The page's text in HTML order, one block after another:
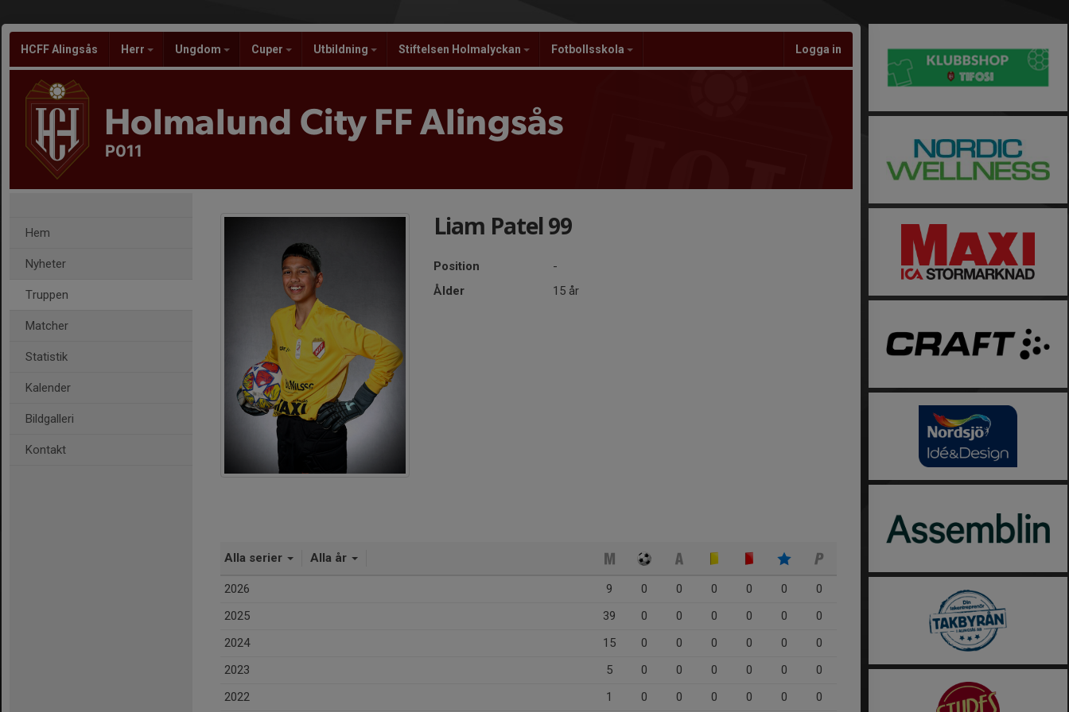
HCFF Alingsås Herr Ungdom Cuper Utbildning Stiftelsen Holmalyckan Fotbollsskola Logga in
Holmalund City FF Alingsås
P011
Hem
Nyheter
Truppen
Matcher
Statistik
Kalender
Bildgalleri
Kontakt
Liam Patel 99
Position
-
Ålder
15 år
Alla serier Alla år
2026 9 0 0 0 0 0
0
2025
39 0 0 0 0 0
0
2024
15 0 0 0 0 0
0
2023
5 0 0 0 0 0
0
2022
1 0 0 0 0 0
0